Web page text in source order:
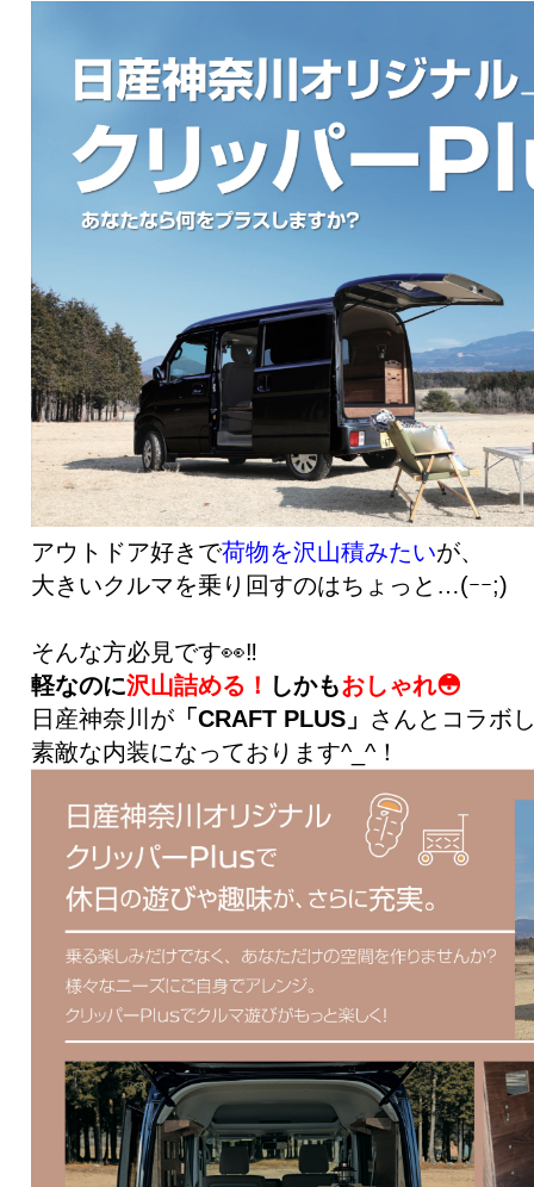
アウトドア好きで荷物を沢山積みたいが、
大きいクルマを乗り回すのはちょっと…(ｰｰ;)
そんな方必見です👀‼️
軽なのに沢山詰める！ しかもおしゃれ😳
日産神奈川が 「CRAFT PLUS」 さんとコラボ
素敵な内装になっております^_^！